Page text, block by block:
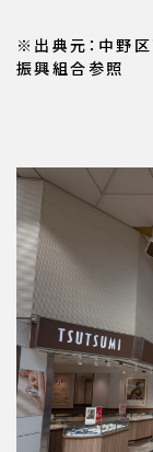
※出典元：中野
振興組合参照